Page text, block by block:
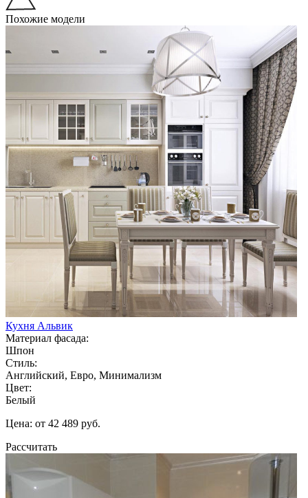
Похожие модели
Кухня Альвик
Материал фасада:
Шпон
Стиль:
Английский, Евро, Минимализм
Цвет:
Белый
Цена: от 42 489 руб.
Рассчитать